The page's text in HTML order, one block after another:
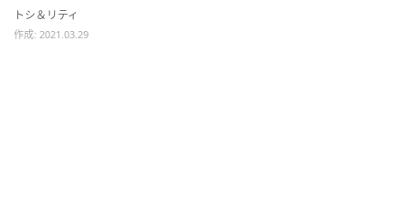
トシ＆リティ
作成: 2021.03.29